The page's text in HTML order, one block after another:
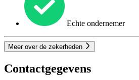
Echte ondernemer
Meer over de zekerheden
Contactgegevens